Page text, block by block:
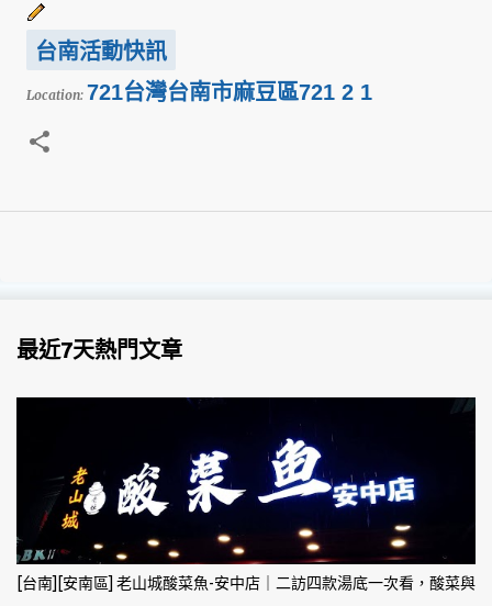
台南活動快訊
Location: 721台灣台南市麻豆區721 2 1
最近7天熱門文章
[台南][安南區] 老山城酸菜魚-安中店｜二訪四款湯底一次看，酸菜與